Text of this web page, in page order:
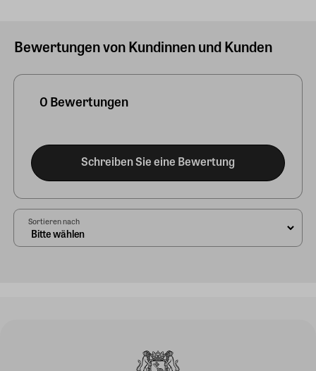
Bewertungen von Kundinnen und Kunden
0 Bewertungen
Schreiben Sie eine Bewertung
Sortieren nach